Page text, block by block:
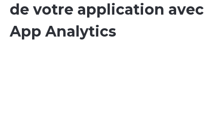
de votre application avec
App Analytics